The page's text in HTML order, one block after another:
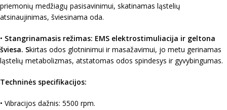
priemonių medžiagų pasisavinimui, skatinamas ląstelių
atsinaujinimas, šviesinama oda.
• Stangrinamasis režimas: EMS elektrostimuliacija ir geltona
šviesa. Skirtas odos glotninimui ir masažavimui, jo metu gerinamas
ląstelių metabolizmas, atstatomas odos spindesys ir gyvybingumas.
Techninės specifikacijos:
• Vibracijos dažnis: 5500 rpm.